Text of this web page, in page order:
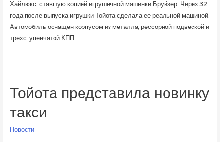
Хайлюкс, ставшую копией игрушечной машинки Бруйзер. Через 32
года после выпуска игрушки Тойота сделала ее реальной машиной.
Автомобиль оснащен корпусом из металла, рессорной подвеской и
трехступенчатой КПП.
Тойота представила новинку
такси
Новости